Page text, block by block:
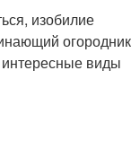
изобилие
огородник
виды